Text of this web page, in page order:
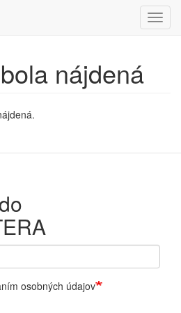
nájdená
osobných údajov